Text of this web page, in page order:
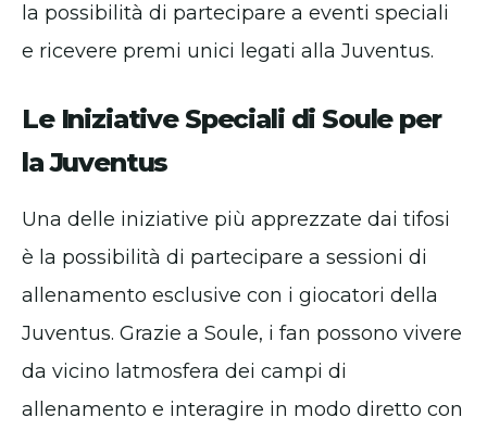
la possibilità di partecipare a eventi speciali
e ricevere premi unici legati alla Juventus.
Le Iniziative Speciali di Soule per
la Juventus
Una delle iniziative più apprezzate dai tifosi
è la possibilità di partecipare a sessioni di
allenamento esclusive con i giocatori della
Juventus. Grazie a Soule, i fan possono vivere
da vicino latmosfera dei campi di
allenamento e interagire in modo diretto con